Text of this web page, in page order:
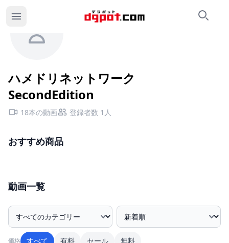
検索
ハメドリネットワーク
SecondEdition
18本の動画 登録者数 1人
おすすめ商品
動画一覧
カテゴリー絞込み 並び順
価格 すべて 有料 セール 無料